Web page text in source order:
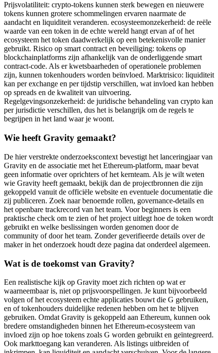
Prijsvolatiliteit: crypto-tokens kunnen sterk bewegen en nieuwere
tokens kunnen grotere schommelingen ervaren naarmate de
aandacht en liquiditeit veranderen. ecosysteemonzekerheid: de reële
waarde van een token in de echte wereld hangt ervan af of het
ecosysteem het token daadwerkelijk op een betekenisvolle manier
gebruikt. Risico op smart contract en beveiliging: tokens op
blockchainplatforms zijn afhankelijk van de onderliggende smart
contract-code. Als er kwetsbaarheden of operationele problemen
zijn, kunnen tokenhouders worden beïnvloed. Marktrisico: liquiditeit
kan per exchange en per tijdstip verschillen, wat invloed kan hebben
op spreads en de kwaliteit van uitvoering.
Regelgevingsonzekerheid: de juridische behandeling van crypto kan
per jurisdictie verschillen, dus het is belangrijk om de regels te
begrijpen in het land waar je woont.
Wie heeft Gravity gemaakt?
De hier verstrekte onderzoekscontext bevestigt het lanceringjaar van
Gravity en de associatie met het Ethereum-platform, maar bevat
geen informatie over oprichters of het kernteam. Als je wilt weten
wie Gravity heeft gemaakt, bekijk dan de projectbronnen die zijn
gekoppeld vanuit de officiële website en eventuele documentatie die
zij publiceren. Zoek naar benoemde rollen, governance-details en
het openbare trackrecord van het team. Voor beginners is een
praktische check om te zien of het project uitlegt hoe de token wordt
gebruikt en welke beslissingen worden genomen door de
community of door het team. Zonder geverifieerde details over de
maker in het onderzoek houdt deze pagina dat onderdeel algemeen.
Wat is de toekomst van Gravity?
Een realistische kijk op Gravity moet zich richten op wat er
waarneembaar is, niet op prijsvoorspellingen. Je kunt bijvoorbeeld
volgen of het ecosysteem echte applicaties bouwt die G gebruiken,
en of tokenhouders duidelijke redenen hebben om het te blijven
gebruiken. Omdat Gravity is gekoppeld aan Ethereum, kunnen ook
bredere omstandigheden binnen het Ethereum-ecosysteem van
invloed zijn op hoe tokens zoals G worden gebruikt en geïntegreerd.
Ook markttoegang kan veranderen. Als listings uitbreiden of